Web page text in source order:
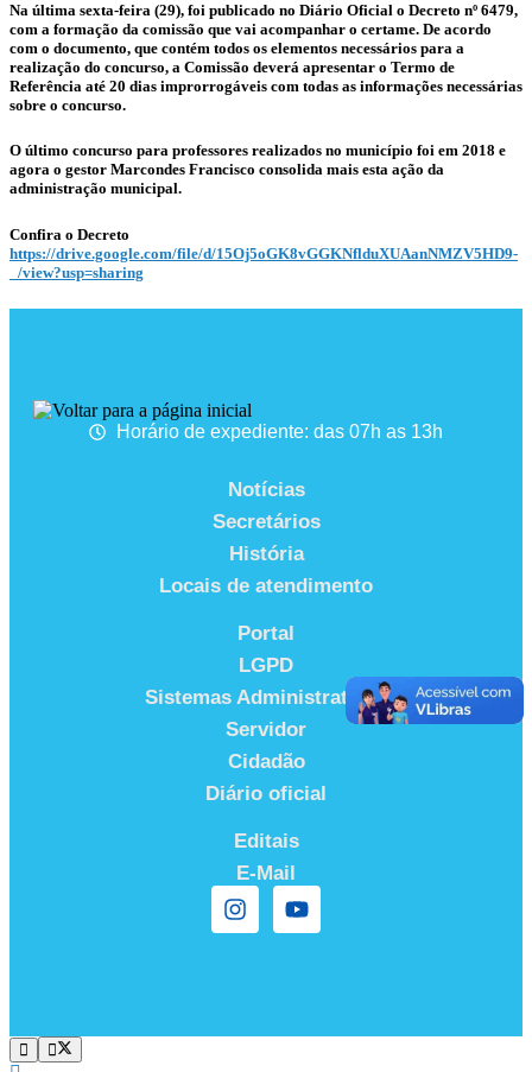
Na última sexta-feira (29), foi publicado no Diário Oficial o Decreto nº 6479,
com a formação da comissão que vai acompanhar o certame. De acordo
com o documento, que contém todos os elementos necessários para a
realização do concurso, a Comissão deverá apresentar o Termo de
Referência até 20 dias improrrogáveis com todas as informações necessárias
sobre o concurso.
O último concurso para professores realizados no município foi em 2018 e
agora o gestor Marcondes Francisco consolida mais esta ação da
administração municipal.
Confira o Decreto
https://drive.google.com/file/d/15Oj5oGK8vGGKNflduXUAanNMZV5HD9-
_/view?usp=sharing
Horário de expediente: das 07h as 13h
Notícias
Secretários
História
Locais de atendimento
Portal
LGPD
Sistemas Administrativos
Servidor
Cidadão
Diário oficial
Editais
E-Mail